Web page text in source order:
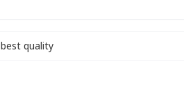
best quality